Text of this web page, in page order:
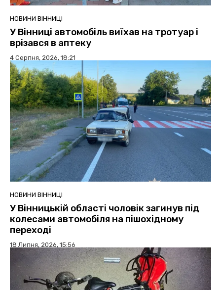
НОВИНИ ВІННИЦІ
У Вінниці автомобіль виїхав на тротуар і
врізався в аптеку
4 Серпня, 2026, 18:21
НОВИНИ ВІННИЦІ
У Вінницькій області чоловік загинув під
колесами автомобіля на пішохідному
переході
18 Липня, 2026, 15:56